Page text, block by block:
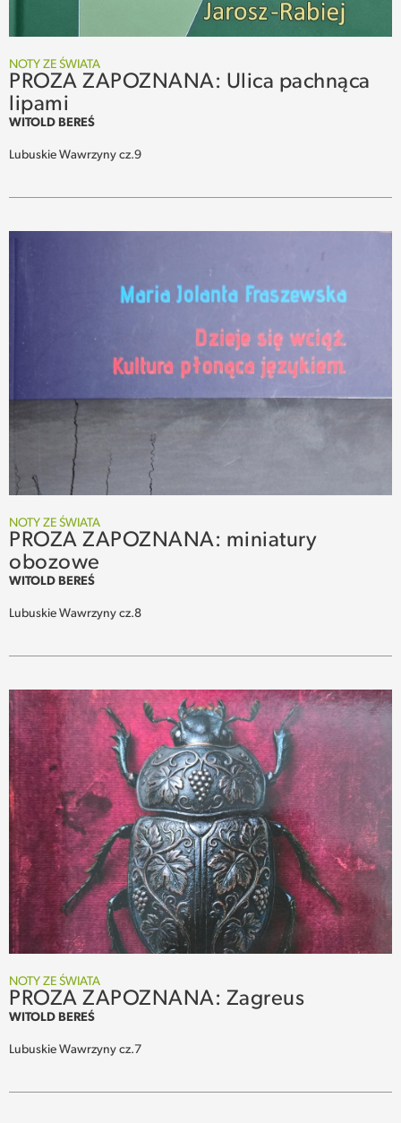
NOTY ZE ŚWIATA
PROZA ZAPOZNANA: Ulica pachnąca
lipami
WITOLD BEREŚ
Lubuskie Wawrzyny cz.9
NOTY ZE ŚWIATA
PROZA ZAPOZNANA: miniatury
obozowe
WITOLD BEREŚ
Lubuskie Wawrzyny cz.8
NOTY ZE ŚWIATA
PROZA ZAPOZNANA: Zagreus
WITOLD BEREŚ
Lubuskie Wawrzyny cz.7